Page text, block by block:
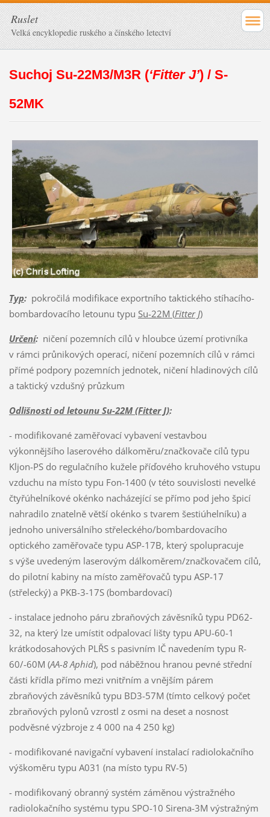
Ruslet
Velká encyklopedie ruského a čínského letectví
Suchoj Su-22M3/M3R (‘Fitter J’) / S-
52MK
Typ:pokročilá modifikace exportního taktického stíhacího-
bombardovacího letounu typu Su-22M (Fitter J)
Určení:ničení pozemních cílů v hloubce území protivníka
v rámci průnikových operací, ničení pozemních cílů v rámci
přímé podpory pozemních jednotek, ničení hladinových cílů
a taktický vzdušný průzkum
Odlišnosti od letounu Su-22M (Fitter J):
- modifikované zaměřovací vybavení vestavbou
výkonnějšího laserového dálkoměru/značkovače cílů typu
Kljon-PS do regulačního kužele příďového kruhového vstupu
vzduchu na místo typu Fon-1400 (v této souvislosti nevelké
čtyřúhelníkové okénko nacházející se přímo pod jeho špicí
nahradilo znatelně větší okénko s tvarem šestiúhelníku) a
jednoho universálního střeleckého/bombardovacího
optického zaměřovače typu ASP-17B, který spolupracuje
s výše uvedeným laserovým dálkoměrem/značkovačem cílů,
do pilotní kabiny na místo zaměřovačů typu ASP-17
(střelecký) a PKB-3-17S (bombardovací)
- instalace jednoho páru zbraňových závěsníků typu PD62-
32, na který lze umístit odpalovací lišty typu APU-60-1
krátkodosahových PLŘS s pasivním IČ navedením typu R-
60/-60M (AA-8 Aphid), pod náběžnou hranou pevné střední
části křídla přímo mezi vnitřním a vnějším párem
zbraňových závěsníků typu BD3-57M (tímto celkový počet
zbraňových pylonů vzrostl z osmi na deset a nosnost
podvěsné výzbroje z 4 000 na 4 250 kg)
- modifikované navigační vybavení instalací radiolokačního
výškoměru typu A031 (na místo typu RV-5)
- modifikovaný obranný systém záměnou výstražného
radiolokačního systému typu SPO-10 Sirena-3M výstražným